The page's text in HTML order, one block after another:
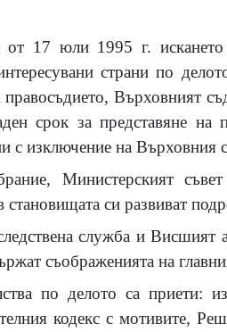
от 17 юли 1995 г.
страни по
правосъдието, Върховният
срок за представяне
с изключение на Върховния
Министерският
становищата си развиват
служба и Висшият
съображенията на
по делото са приети:
кодекс с мотивите,